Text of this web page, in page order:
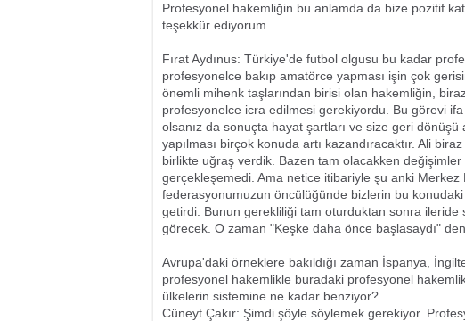
Profesyonel hakemliğin bu anlamda da bize pozitif
teşekkür ediyorum.
Fırat Aydınus: Türkiye'de futbol olgusu bu kadar
profesyonelce bakıp amatörce yapması işin çok
önemli mihenk taşlarından birisi olan hakemliğin,
profesyonelce icra edilmesi gerekiyordu. Bu görevi
olsanız da sonuçta hayat şartları ve size geri
yapılması birçok konuda artı kazandıracaktır. Ali
birlikte uğraş verdik. Bazen tam olacakken
gerçekleşemedi. Ama netice itibariyle şu anki Merkez
federasyonumuzun öncülüğünde bizlerin bu
getirdi. Bunun gerekliliği tam oturduktan sonra ileride
görecek. O zaman "Keşke daha önce başlasaydı"
Avrupa'daki örneklere bakıldığı zaman İspanya,
profesyonel hakemlikle buradaki profesyonel
ülkelerin sistemine ne kadar benziyor?
Cüneyt Çakır: Şimdi şöyle söylemek gerekiyor.